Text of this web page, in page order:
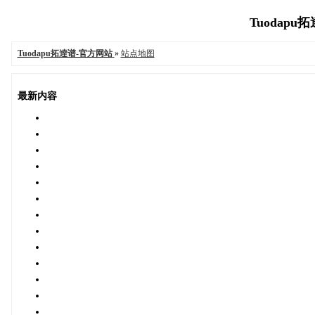
Tuodapu拓
Tuodapu拓逹谱-官方网站 » 站点地图
最新内容